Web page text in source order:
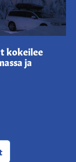
kokeilee
ja